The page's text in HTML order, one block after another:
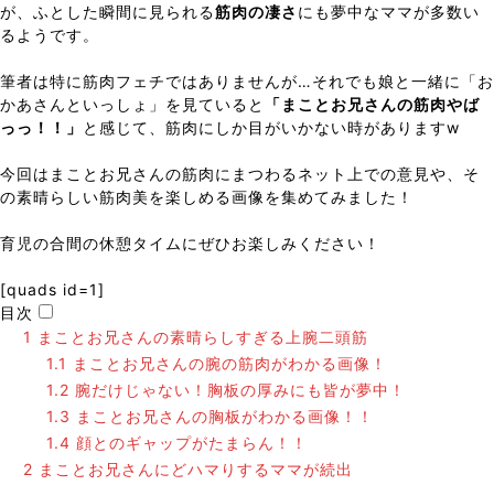
が、ふとした瞬間に見られる筋肉の凄さ にも夢中なママが多数い
るようです。
筆者は特に筋肉フェチではありませんが…それでも娘と一緒に「お
かあさんといっしょ」を見ていると
「まことお兄さんの筋肉やば
っっ！！」 と感じて、筋肉にしか目がいかない時がありますw
今回はまことお兄さんの筋肉にまつわるネット上での意見や、そ
の素晴らしい筋肉美を楽しめる画像を集めてみました！
育児の合間の休憩タイムにぜひお楽しみください！
[quads id=1]
目次
1
まことお兄さんの素晴らしすぎる上腕二頭筋
1.1
まことお兄さんの腕の筋肉がわかる画像！
1.2 腕だけじゃない！胸板の厚みにも皆が夢中！
1.3 まことお兄さんの胸板がわかる画像！！
1.4 顔とのギャップがたまらん！！
2 まことお兄さんにどハマりするママが続出